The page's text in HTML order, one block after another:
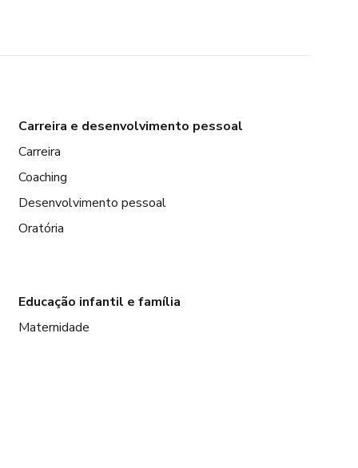
Carreira e desenvolvimento pessoal
Carreira
Coaching
Desenvolvimento pessoal
Oratória
Educação infantil e família
Maternidade